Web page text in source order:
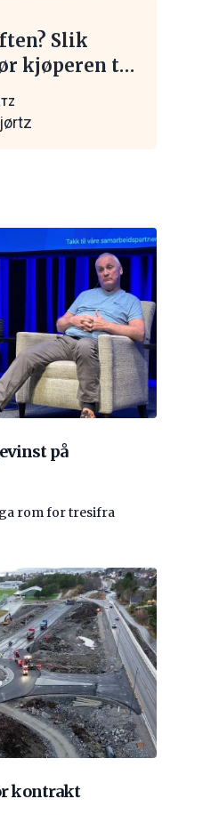
Slik
kjøperen tar
på
rom for tresifra
kontrakt